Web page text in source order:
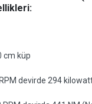
cm küp
devirde 294